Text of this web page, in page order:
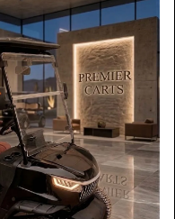
ايجار قولف كار فاخرة 2026
الفعاليات والحفلات
0
/ اليوم
الرياض
Premier carts
0.0 (0)